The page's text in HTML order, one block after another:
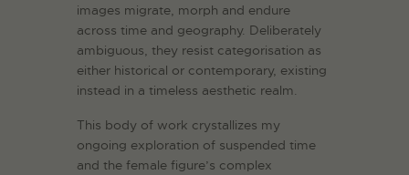
images migrate, morph and endure
across time and geography. Deliberately
ambiguous, they resist categorisation as
either historical or contemporary, existing
instead in a timeless aesthetic realm.
This body of work crystallizes my
ongoing exploration of suspended time
and the female figure’s complex